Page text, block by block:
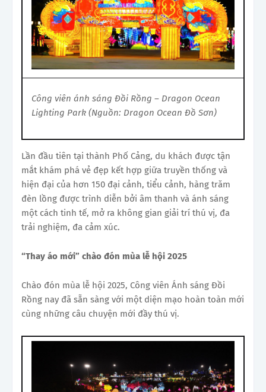
Công viên ánh sáng Đồi Rồng – Dragon Ocean
Lighting Park (Nguồn: Dragon Ocean Đồ Sơn)
Lần đầu tiên tại thành Phố Cảng, du khách được tận
mắt khám phá vẻ đẹp kết hợp giữa truyền thống và
hiện đại của hơn 150 đại cảnh, tiểu cảnh, hàng trăm
đèn lồng được trình diễn bởi âm thanh và ánh sáng
một cách tinh tế, mở ra không gian giải trí thú vị, đa
trải nghiệm, đa cảm xúc.
“Thay áo mới” chào đón mùa lễ hội 2025
Chào đón mùa lễ hội 2025, Công viên Ánh sáng Đồi
Rồng nay đã sẵn sàng với một diện mạo hoàn toàn mới
cùng những câu chuyện mới đầy thú vị.